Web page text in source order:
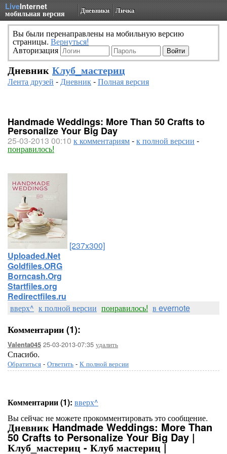
LiveInternet
мобильная версия Дневники Личка
Вы были перенаправлены на мобильную версию
страницы. Вернуться!
Авторизация
Дневник Клуб_мастериц
Лента друзей -Дневник-Полная версия
Handmade Weddings: More Than 50 Crafts to
Personalize Your Big Day
25-03-2013 00:10 к комментариям-к полной версии -
понравилось!
[237x300]
Uploaded.Net
Goldfiles.ORG
Borncash.Org
Startfiles.org
Redirectfiles.ru
вверх^ к полной версии понравилось! в evernote
Комментарии (1):
Valenta045 25-03-2013-07:35 удалить
Спасибо.
Обратиться - Ответить - К полной версии
Комментарии (1): вверх^
Вы сейчас не можете прокомментировать это сообщение.
Дневник Handmade Weddings: More Than
50 Crafts to Personalize Your Big Day |
Клуб_мастериц - Клуб мастериц |